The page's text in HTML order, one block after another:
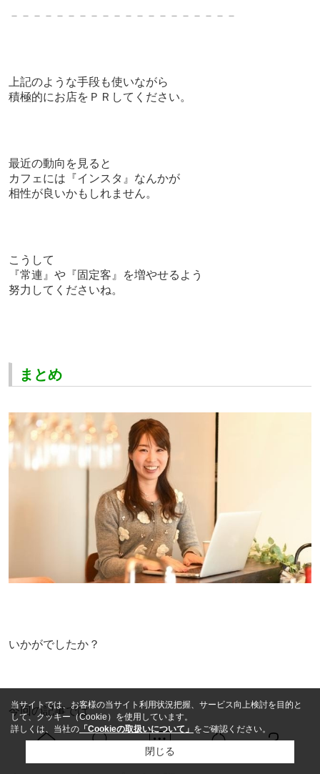
－－－－－－－－－－－－－－－－－－－－
上記のような手段も使いながら
積極的にお店をＰＲしてください。
最近の動向を見ると
カフェには『インスタ』なんかが
相性が良いかもしれません。
こうして
『常連』や『固定客』を増やせるよう
努力してくださいね。
まとめ
いかがでしたか？
今回の記事では
問い合せ
当サイトでは、お客様の当サイト利用状況把握、サービス向上検討を目的と
して、クッキー（Cookie）を使用しています。
詳しくは、当社の 「Cookieの取扱いについて」 をご確認ください。
閉じる